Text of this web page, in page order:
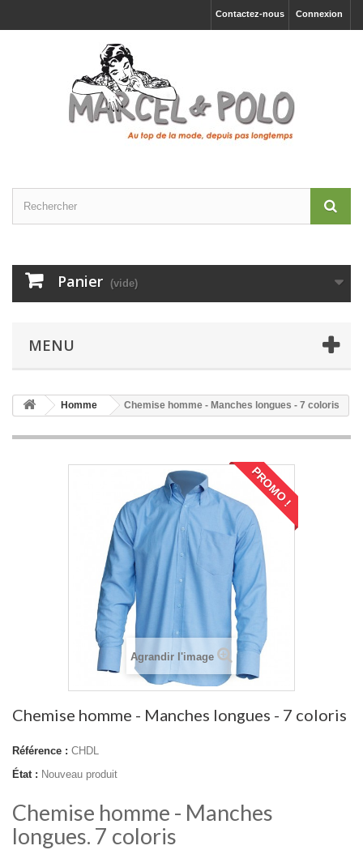
Connexion
Contactez-nous
Panier (vide)
MENU
Homme Chemise homme - Manches longues - 7 coloris
PROMO !
Agrandir l'image
Chemise homme - Manches longues - 7 coloris
Référence : CHDL
État : Nouveau produit
Chemise homme - Manches
longues. 7 coloris